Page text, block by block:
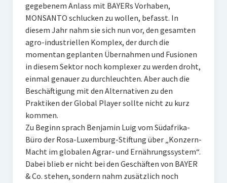
gegebenem Anlass mit BAYERs Vorhaben,
MONSANTO schlucken zu wollen, befasst. In
diesem Jahr nahm sie sich nun vor, den gesamten
agro-industriellen Komplex, der durch die
momentan geplanten Übernahmen und Fusionen
in diesem Sektor noch komplexer zu werden droht,
einmal genauer zu durchleuchten. Aber auch die
Beschäftigung mit den Alternativen zu den
Praktiken der Global Player sollte nicht zu kurz
kommen.
Zu Beginn sprach Benjamin Luig vom Südafrika-
Büro der Rosa-Luxemburg-Stiftung über „Konzern-
Macht im globalen Agrar- und Ernährungssystem“.
Dabei blieb er nicht bei den Geschäften von BAYER
& Co. stehen, sondern nahm zusätzlich noch